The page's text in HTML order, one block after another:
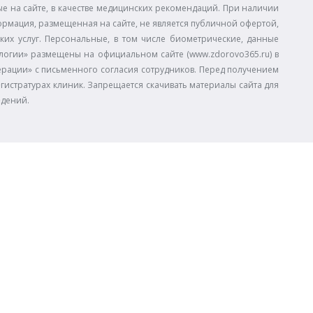
сайте, в качестве медицинских рекомендаций. При наличии
размещенная на сайте, не является публичной офертой,
услуг. Персональные, в том числе биометрические, данные
размещены на официальном сайте (www.zdorovo365.ru) в
с письменного согласия сотрудников. Перед получением
клиник. Запрещается скачивать материалы сайта для